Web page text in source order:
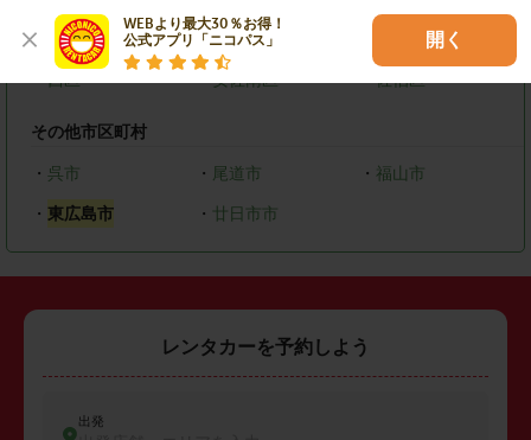
WEBより最大30％お得！
公式アプリ「ニコパス」
開く
・ 中区 ・東区
・西区 ・安佐南区 ・佐伯区
その他市区町村
・ 呉市 ・ 尾道市 ・ 福山市
・ 東広島市 ・ 廿日市市
レンタカーを予約しよう
出発